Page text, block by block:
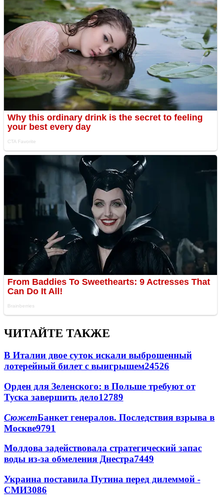
ЧИТАЙТЕ ТАКЖЕ
В Италии двое суток искали выброшенный
лотерейный билет с выигрышем24526
Орден для Зеленского: в Польше требуют от
Туска завершить дело12789
СюжетБанкет генералов. Последствия взрыва в
Москве9791
Молдова задействовала стратегический запас
воды из-за обмеления Днестра7449
Украина поставила Путина перед дилеммой -
СМИ3086